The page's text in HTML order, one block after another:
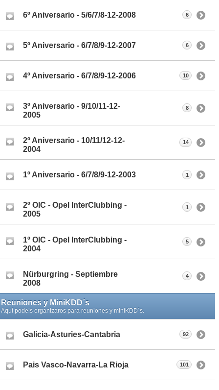
6º Aniversario - 5/6/7/8-12-2008 6
5º Aniversario - 6/7/8/9-12-2007 6
4º Aniversario - 6/7/8/9-12-2006 10
3º Aniversario - 9/10/11-12-
2005
8
2º Aniversario - 10/11/12-12-
2004
14
1º Aniversario - 6/7/8/9-12-2003 1
2º OIC - Opel InterClubbing -
2005
1
1º OIC - Opel InterClubbing -
2004
5
Nürburgring - Septiembre
2008
4
Reuniones y MiniKDD´s
Aquí podeis organizaros para reuniones y miniKDD´s.
Galicia-Asturies-Cantabria 92
Pais Vasco-Navarra-La Rioja 101